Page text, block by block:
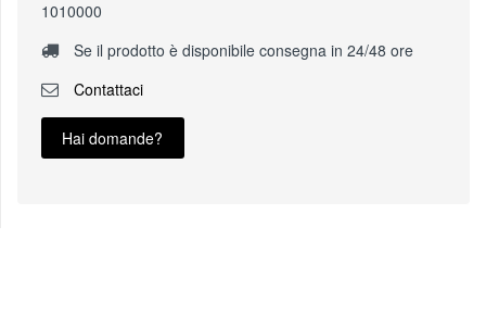
1010000
Se il prodotto è disponibile consegna in 24/48 ore
Contattaci
Hai domande?